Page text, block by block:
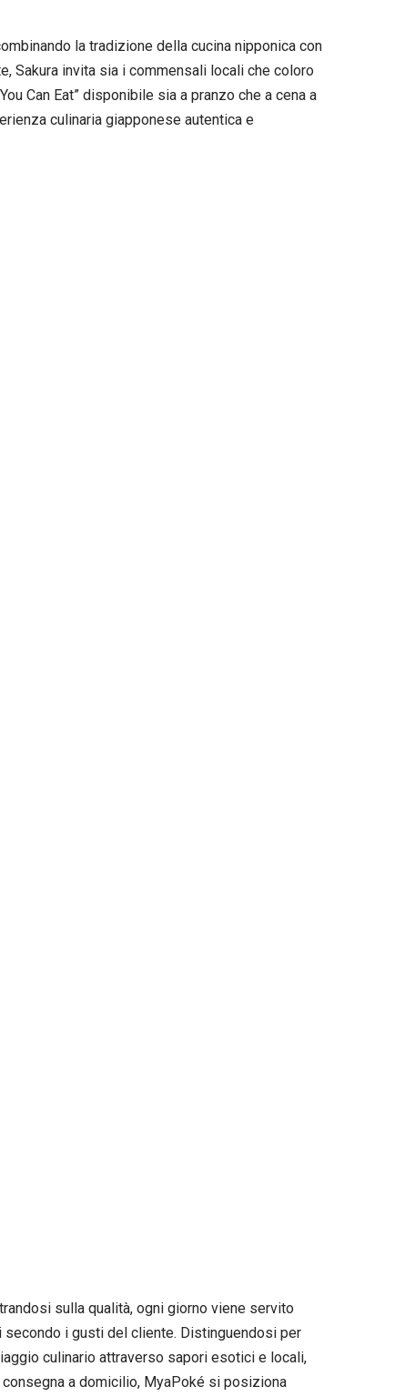
la tradizione della cucina nipponica con
Sakura invita sia i commensali locali che coloro
Can Eat” disponibile sia a pranzo che a cena a
culinaria giapponese autentica e
sulla qualità, ogni giorno viene servito
i gusti del cliente. Distinguendosi per
culinario attraverso sapori esotici e locali,
a domicilio, MyaPoké si posiziona